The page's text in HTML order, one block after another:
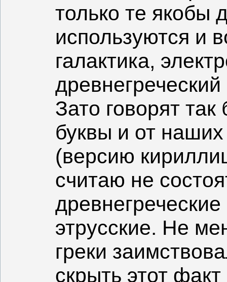
только те якобы
используются и
галактика,
Зато говорят
буквы и от
(версию
считаю не
этрусские. Не
греки
скрыть этот